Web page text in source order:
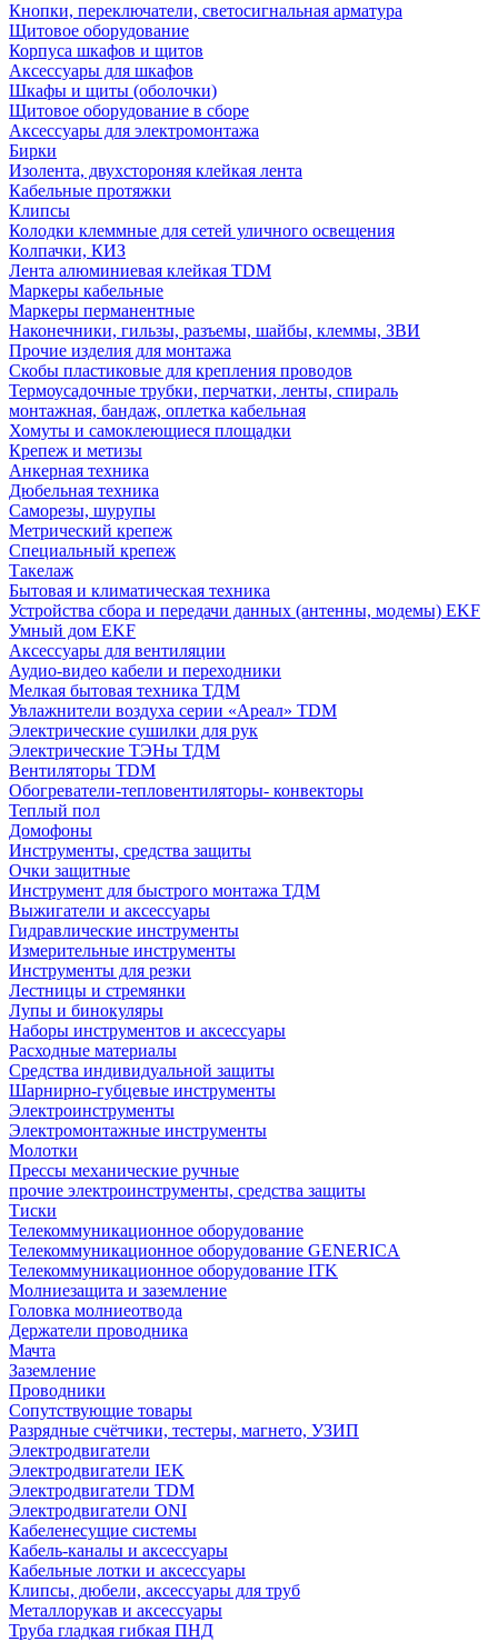
Кнопки, переключатели, светосигнальная арматура
Щитовое оборудование
Корпуса шкафов и щитов
Аксессуары для шкафов
Шкафы и щиты (оболочки)
Щитовое оборудование в сборе
Аксессуары для электромонтажа
Бирки
Изолента, двухстороняя клейкая лента
Кабельные протяжки
Клипсы
Колодки клеммные для сетей уличного освещения
Колпачки, КИЗ
Лента алюминиевая клейкая TDM
Маркеры кабельные
Маркеры перманентные
Наконечники, гильзы, разъемы, шайбы, клеммы, ЗВИ
Прочие изделия для монтажа
Скобы пластиковые для крепления проводов
Термоусадочные трубки, перчатки, ленты, спираль
монтажная, бандаж, оплетка кабельная
Хомуты и самоклеющиеся площадки
Крепеж и метизы
Анкерная техника
Дюбельная техника
Саморезы, шурупы
Метрический крепеж
Специальный крепеж
Такелаж
Бытовая и климатическая техника
Устройства сбора и передачи данных (антенны, модемы) EKF
Умный дом EKF
Аксессуары для вентиляции
Аудио-видео кабели и переходники
Мелкая бытовая техника ТДМ
Увлажнители воздуха серии «Ареал» TDM
Электрические сушилки для рук
Электрические ТЭНы ТДМ
Вентиляторы TDM
Обогреватели-тепловентиляторы- конвекторы
Теплый пол
Домофоны
Инструменты, средства защиты
Очки защитные
Инструмент для быстрого монтажа ТДМ
Выжигатели и аксессуары
Гидравлические инструменты
Измерительные инструменты
Инструменты для резки
Лестницы и стремянки
Лупы и бинокуляры
Наборы инструментов и аксессуары
Расходные материалы
Средства индивидуальной защиты
Шарнирно-губцевые инструменты
Электроинструменты
Электромонтажные инструменты
Молотки
Прессы механические ручные
прочие электроинструменты, средства защиты
Тиски
Телекоммуникационное оборудование
Телекоммуникационное оборудование GENERICA
Телекоммуникационное оборудование ITK
Молниезащита и заземление
Головка молниеотвода
Держатели проводника
Мачта
Заземление
Проводники
Сопутствующие товары
Разрядные счётчики, тестеры, магнето, УЗИП
Электродвигатели
Электродвигатели IEK
Электродвигатели TDM
Электродвигатели ONI
Кабеленесущие системы
Кабель-каналы и аксессуары
Кабельные лотки и аксессуары
Клипсы, дюбели, аксессуары для труб
Металлорукав и аксессуары
Труба гладкая гибкая ПНД